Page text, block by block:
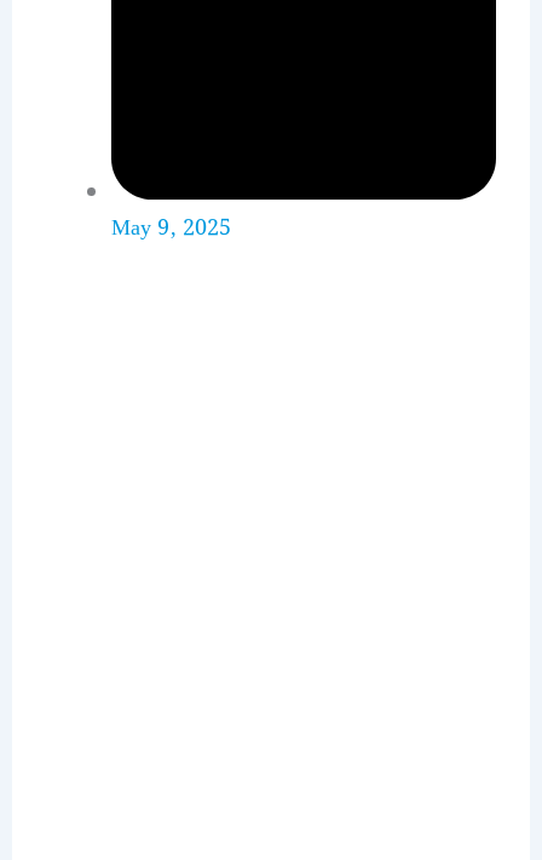
May 9, 2025